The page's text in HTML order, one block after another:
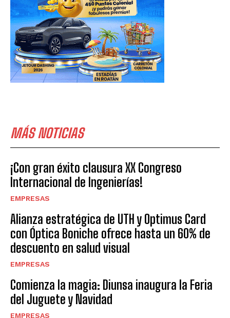
MÁS NOTICIAS
¡Con gran éxito clausura XX Congreso
Internacional de Ingenierías!
EMPRESAS
Alianza estratégica de UTH y Optimus Card
con Óptica Boniche ofrece hasta un 60% de
descuento en salud visual
EMPRESAS
Comienza la magia: Diunsa inaugura la Feria
del Juguete y Navidad
EMPRESAS